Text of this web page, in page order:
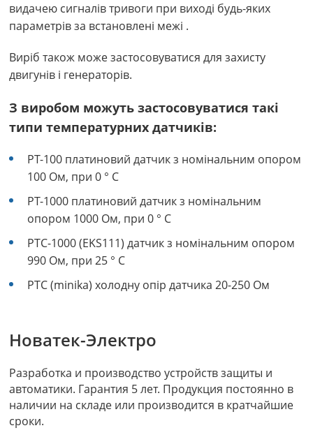
видачею сигналів тривоги при виході будь-яких
параметрів за встановлені межі .
Виріб також може застосовуватися для захисту
двигунів і генераторів.
З виробом можуть застосовуватися такі
типи температурних датчиків:
PT-100 платиновий датчик з номінальним опором
100 Ом, при 0 ° С
PT-1000 платиновий датчик з номінальним
опором 1000 Ом, при 0 ° С
PTС-1000 (EKS111) датчик з номінальним опором
990 Ом, при 25 ° С
PTC (minika) холодну опір датчика 20-250 Ом
Новатек-Электро
Разработка и производство устройств защиты и
автоматики. Гарантия 5 лет. Продукция постоянно в
наличии на складе или производится в кратчайшие
сроки.